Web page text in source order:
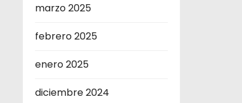
marzo 2025
febrero 2025
enero 2025
diciembre 2024